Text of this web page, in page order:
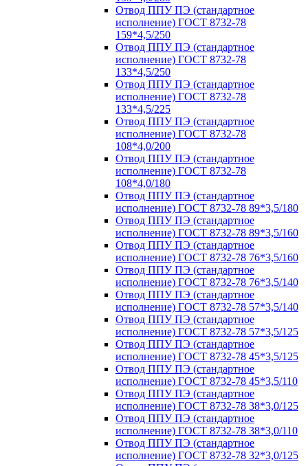
Отвод ППУ ПЭ (стандартное
исполнение) ГОСТ 8732-78
159*4,5/250
Отвод ППУ ПЭ (стандартное
исполнение) ГОСТ 8732-78
133*4,5/250
Отвод ППУ ПЭ (стандартное
исполнение) ГОСТ 8732-78
133*4,5/225
Отвод ППУ ПЭ (стандартное
исполнение) ГОСТ 8732-78
108*4,0/200
Отвод ППУ ПЭ (стандартное
исполнение) ГОСТ 8732-78
108*4,0/180
Отвод ППУ ПЭ (стандартное
исполнение) ГОСТ 8732-78 89*3,5/180
Отвод ППУ ПЭ (стандартное
исполнение) ГОСТ 8732-78 89*3,5/160
Отвод ППУ ПЭ (стандартное
исполнение) ГОСТ 8732-78 76*3,5/160
Отвод ППУ ПЭ (стандартное
исполнение) ГОСТ 8732-78 76*3,5/140
Отвод ППУ ПЭ (стандартное
исполнение) ГОСТ 8732-78 57*3,5/140
Отвод ППУ ПЭ (стандартное
исполнение) ГОСТ 8732-78 57*3,5/125
Отвод ППУ ПЭ (стандартное
исполнение) ГОСТ 8732-78 45*3,5/125
Отвод ППУ ПЭ (стандартное
исполнение) ГОСТ 8732-78 45*3,5/110
Отвод ППУ ПЭ (стандартное
исполнение) ГОСТ 8732-78 38*3,0/125
Отвод ППУ ПЭ (стандартное
исполнение) ГОСТ 8732-78 38*3,0/110
Отвод ППУ ПЭ (стандартное
исполнение) ГОСТ 8732-78 32*3,0/125